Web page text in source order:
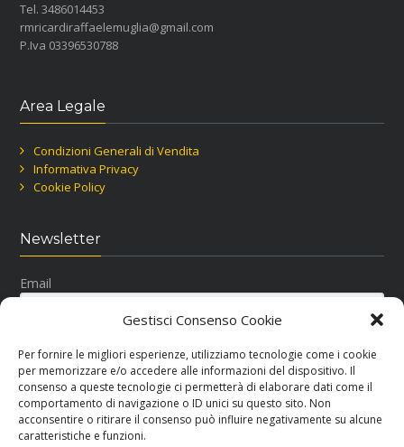
Gestisci Consenso Cookie
Per fornire le migliori esperienze, utilizziamo tecnologie come i cookie
per memorizzare e/o accedere alle informazioni del dispositivo. Il
consenso a queste tecnologie ci permetterà di elaborare dati come il
comportamento di navigazione o ID unici su questo sito. Non
acconsentire o ritirare il consenso può influire negativamente su alcune
caratteristiche e funzioni.
Tel. 3486014453
rmricardiraffaelemuglia@gmail.com
P.Iva 03396530788
Area Legale
Condizioni Generali di Vendita
Informativa Privacy
Cookie Policy
Newsletter
Email
Seguici su Facebook